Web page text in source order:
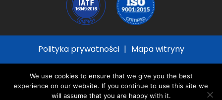
Polityka prywatności
Mapa witryny
Reserved
We use cookies to ensure that we give you the best
experience on our website. If you continue to use this site we
will assume that you are happy with it.